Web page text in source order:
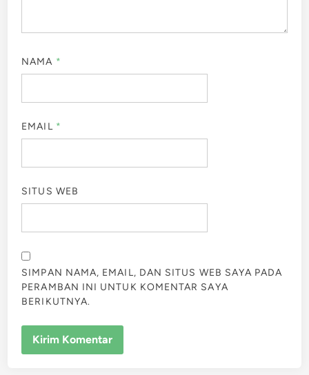
NAMA *
EMAIL *
SITUS WEB
SIMPAN NAMA, EMAIL, DAN SITUS WEB SAYA PADA
PERAMBAN INI UNTUK KOMENTAR SAYA
BERIKUTNYA.